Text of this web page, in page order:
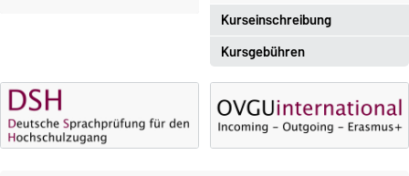
Kurseinschreibung
Einschreibezeitraum:
5. Oktober 2026, 9.00 Uhr bis
23. Oktober 2026, 18 Uhr
Moodle
OVGU-Account
Kursgebühren
Sprachkurse sind i. d. R.
gebührenpflichtig.
Gebühren